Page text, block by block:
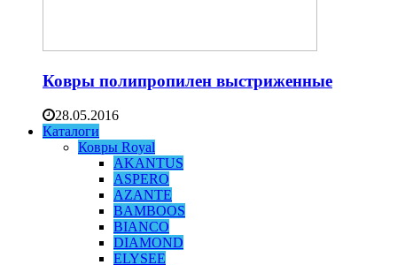
Ковры полипропилен выстриженные
28.05.2016
Каталоги
Ковры Royal
AKANTUS
ASPERO
AZANTE
BAMBOOS
BIANCO
DIAMOND
ELYSEE